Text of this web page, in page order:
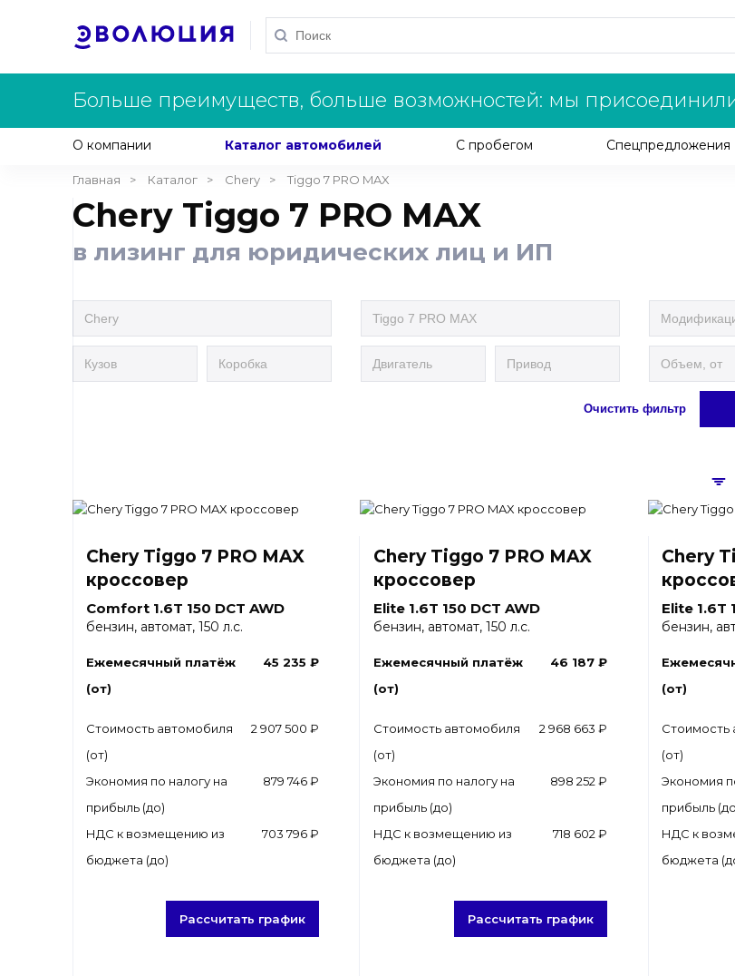
Больше преимуществ, больше возможностей: мы
О компании Каталог автомобилей С пробегом Спецпредложения
Главная Каталог Chery Tiggo 7 PRO MAX
Chery Tiggo 7 PRO MAX
в лизинг для юридических лиц и ИП
Очистить фильтр
Chery Tiggo 7 PRO MAX
кроссовер
Comfort 1.6T 150 DCT AWD
бензин, автомат, 150 л.с.
Ежемесячный платёж
(от)
45 235 ₽
Стоимость автомобиля
(от)
2 907 500 ₽
Экономия по налогу на
прибыль (до)
879 746 ₽
НДС к возмещению из
бюджета (до)
703 796 ₽
Рассчитать график
Chery Tiggo 7 PRO MAX
кроссовер
Elite 1.6T 150 DCT AWD
бензин, автомат, 150 л.с.
Ежемесячный платёж
(от)
46 187 ₽
Стоимость автомобиля
(от)
2 968 663 ₽
Экономия по налогу на
прибыль (до)
898 252 ₽
НДС к возмещению из
бюджета (до)
718 602 ₽
Рассчитать график
Chery
Elite 1.6T
бензин,
(от)
Стоимость
(от)
Экономия
прибыль
НДС к
бюджета